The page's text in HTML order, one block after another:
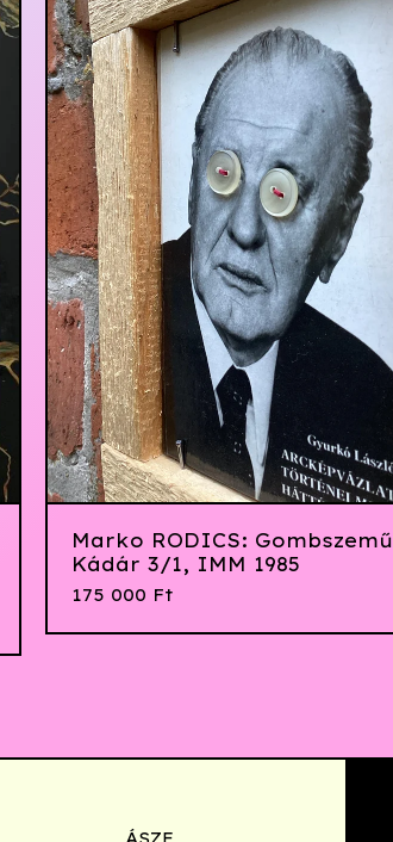
Marko RODICS: Gombszemű
Kádár 3/1, IMM 1985
175 000 Ft